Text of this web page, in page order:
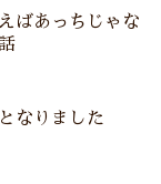
ばあっちじゃな
なりました